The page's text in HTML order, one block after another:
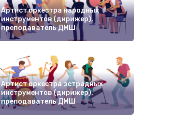
Артист оркестра народных
инструментов (дирижер),
преподаватель ДМШ
Артист оркестра эстрадных
инструментов (дирижер),
преподаватель ДМШ